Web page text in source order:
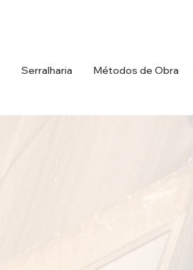
Serralharia Métodos de Obra